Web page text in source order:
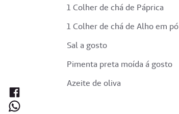
1 Colher de chá de Páprica
1 Colher de chá de Alho em pó
Sal a gosto
Pimenta preta moída á gosto
Azeite de oliva